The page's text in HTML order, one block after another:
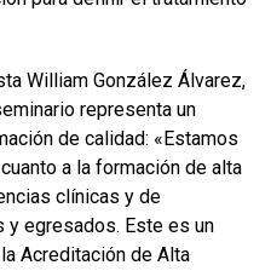
William González Álvarez,
representa un
de calidad: «Estamos
a la formación de alta
clínicas y de
egresados. Este es un
Acreditación de Alta